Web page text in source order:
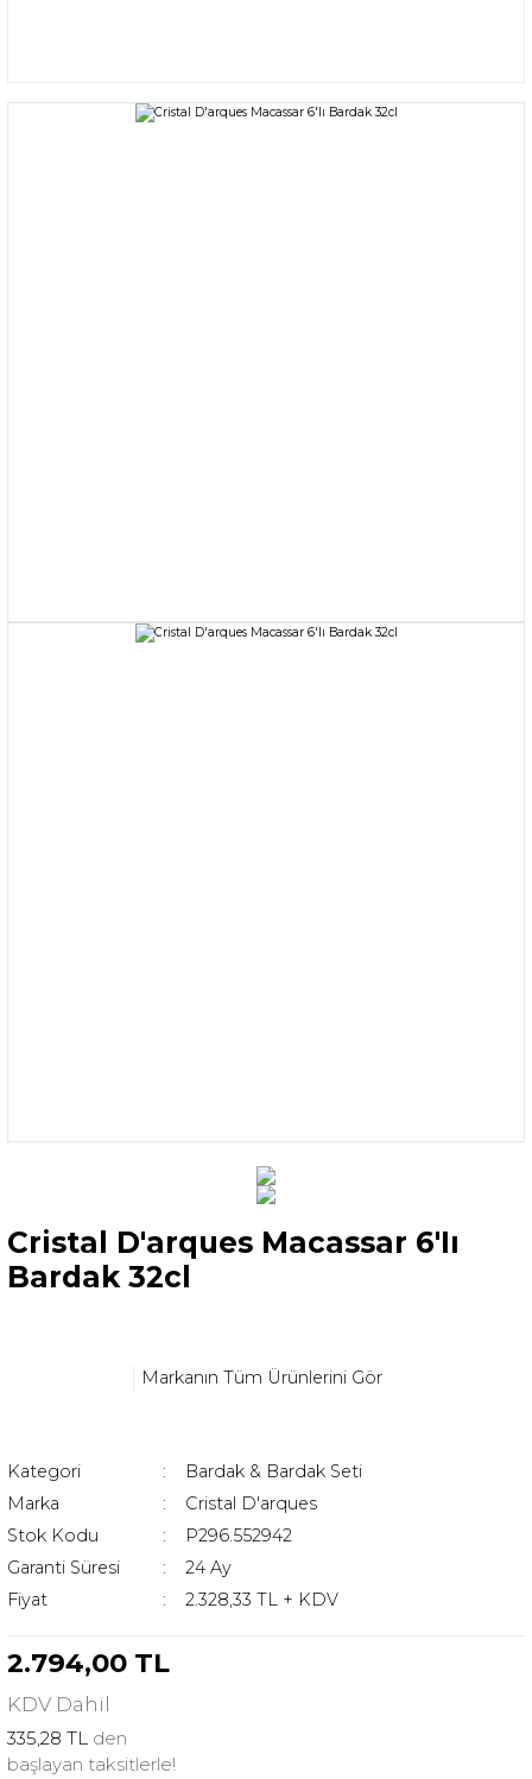
Cristal D'arques Macassar 6'Iı
Bardak 32cl
Markanın Tüm Ürünlerini Gör
Kategori
Bardak & Bardak Seti
Marka
Cristal D'arques
Stok Kodu
P296.552942
Garanti Süresi
24 Ay
Fiyat
2.328,33 TL + KDV
2.794,00 TL
KDV Dahil
335,28 TL den
başlayan taksitlerle!